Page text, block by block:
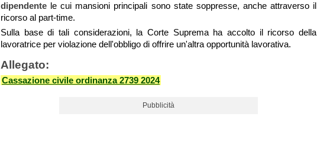
dipendente le cui mansioni principali sono state soppresse, anche attraverso il
ricorso al part-time.
Sulla base di tali considerazioni, la Corte Suprema ha accolto il ricorso della
lavoratrice per violazione dell'obbligo di offrire un'altra opportunità lavorativa.
Allegato:
Cassazione civile ordinanza 2739 2024
Pubblicità